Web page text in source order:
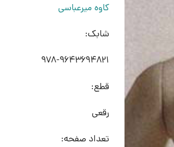
کاوه میرعباسی
شابک:
978-9643694821
قطع:
رقعی
تعداد صفحه: